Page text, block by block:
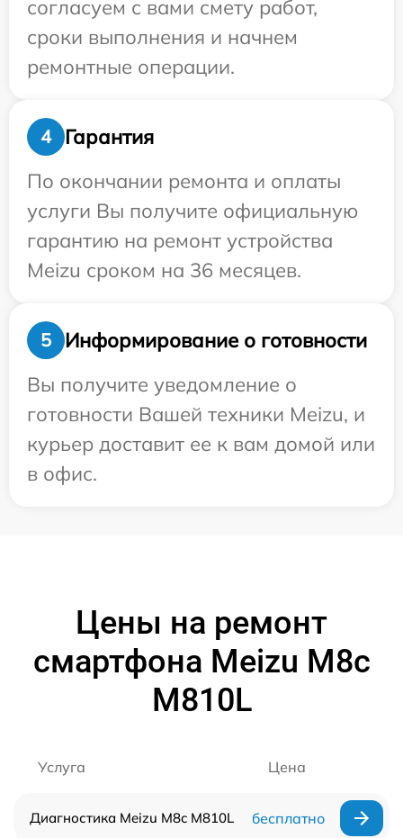
согласуем с вами смету работ,
сроки выполнения и начнем
ремонтные операции.
4
Гарантия
По окончании ремонта и оплаты
услуги Вы получите официальную
гарантию на ремонт устройства
Meizu сроком на 36 месяцев.
5
Информирование о готовности
Вы получите уведомление о
готовности Вашей техники Meizu, и
курьер доставит ее к вам домой или
в офис.
Цены на ремонт
смартфона Meizu M8c
M810L
Услуга Цена
Диагностика Meizu M8c M810L бесплатно